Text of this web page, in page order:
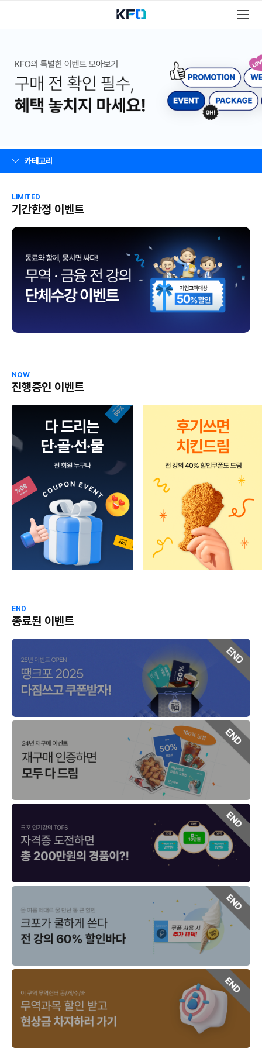
카테고리
LIMITED
기간한정 이벤트
NOW
진행중인 이벤트
END
종료된 이벤트